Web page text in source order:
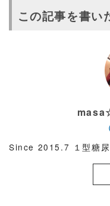
この記事を書い
Since 2015.7 １型糖